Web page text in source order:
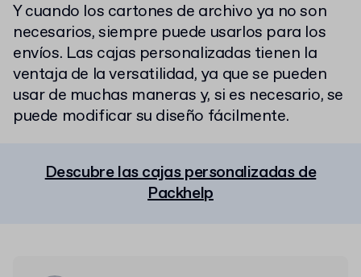
Y cuando los cartones de archivo ya no son
necesarios, siempre puede usarlos para los
envíos. Las cajas personalizadas tienen la
ventaja de la versatilidad, ya que se pueden
usar de muchas maneras y, si es necesario, se
puede modificar su diseño fácilmente.
Descubre las cajas personalizadas de
Packhelp